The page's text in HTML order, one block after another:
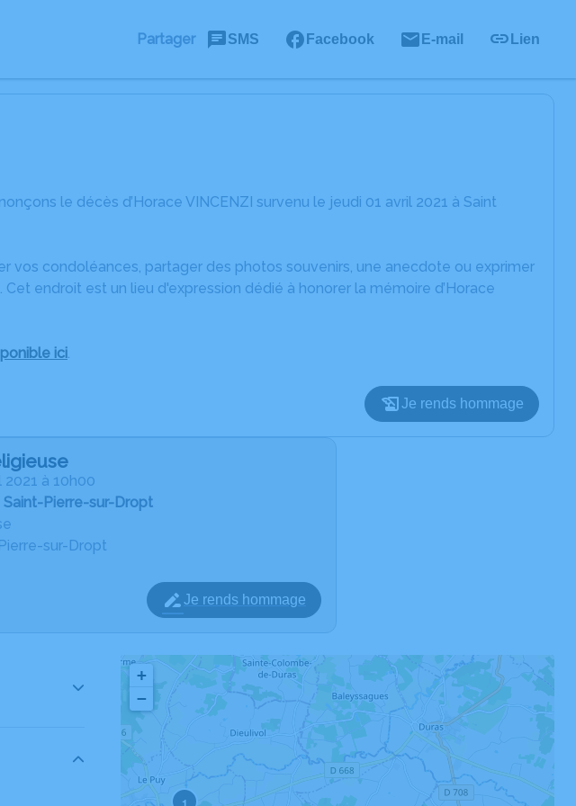
Partager SMS Facebook E-mail Lien
le décès d’Horace VINCENZI survenu le jeudi 01 avril 2021 à Saint
vos condoléances, partager des photos souvenirs, une anecdote ou exprimer
endroit est un lieu d'expression dédié à honorer la mémoire d’Horace
ici.
Je rends hommage
2021 à 10h00
Pierre-sur-Dropt
sur-Dropt
Je rends hommage
+
−